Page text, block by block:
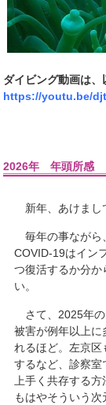
ダイビング動画は、
https://youtu.be/
2026年 年頭所感
新年、あけまし
毎年の事ながら
COVID-19はイン
つ復活するか分か
い。
さて、2025年の
被害が例年以上に
れるほど。左京
するなど、診察室
上手く共存する方
もはやそういう